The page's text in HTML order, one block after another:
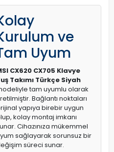
ve
Uyum
CX620 CX705 Klavye
Takımı Türkçe Siyah
tam uyumlu olarak
Bağlantı noktaları
yapıya birebir uygun
kolay montaj imkanı
Cihazınıza mükemmel
sağlayarak sorunsuz bir
süreci sunar.